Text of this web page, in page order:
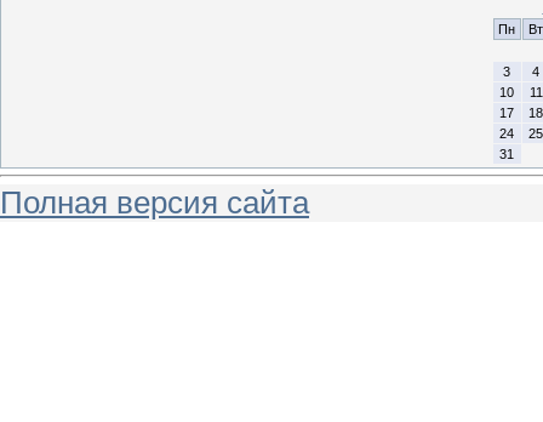
Пн
Вт
3
4
10
11
17
18
24
25
31
Полная версия сайта